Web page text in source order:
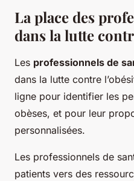
La place des
dans la lutte
Les professionnels de
dans la lutte contre
ligne pour identifier les
obèses, et pour leur
personnalisées.
Les professionnels de
patients vers des